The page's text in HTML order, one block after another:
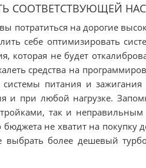
СООТВЕТСТВУЮЩЕЙ
потратиться на дорогие
себе оптимизировать
которая не будет
средства на
питания и
и при любой нагрузке.
так и
не хватит на покупку
выбрать более дешевый